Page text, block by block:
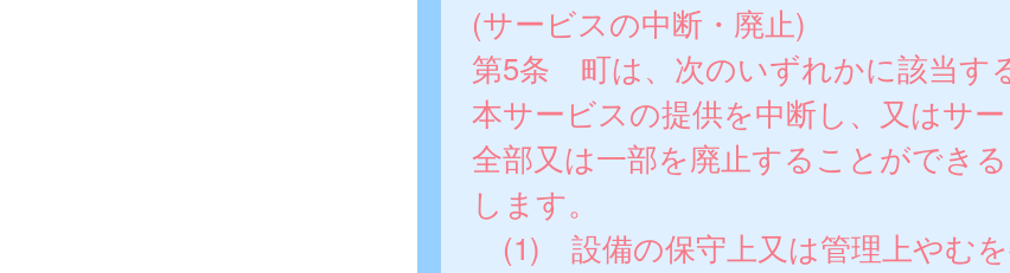
(サービスの中断・廃止)
第5条 町は、次のいずれかに該当する
本サービスの提供を中断し、又はサ
全部又は一部を廃止することができ
します。
(1) 設備の保守上又は管理上やむ